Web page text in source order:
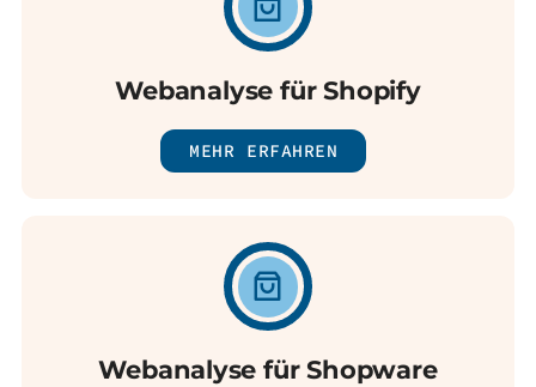
Webanalyse für Shopify
MEHR ERFAHREN
Webanalyse für Shopware